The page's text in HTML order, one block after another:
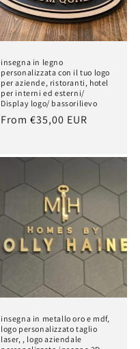
insegna in legno
personalizzata con il tuo logo
per aziende, ristoranti, hotel
per interni ed esterni/
Display logo/ bassorilievo
Regular
From €35,00 EUR
insegna in metallo oro e mdf,
logo personalizzato taglio
laser, , logo aziendale